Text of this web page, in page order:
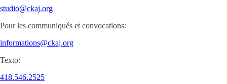
studio@ckaj.org
Pour les communiqués et convocations:
informations@ckaj.org
Texto:
418.546.2525